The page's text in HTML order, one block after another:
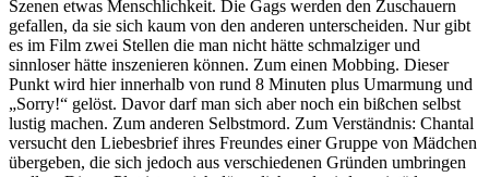
Szenen etwas Menschlichkeit. Die Gags werden den Zuschauern
gefallen, da sie sich kaum von den anderen unterscheiden. Nur gibt
es im Film zwei Stellen die man nicht hätte schmalziger und
sinnloser hätte inszenieren können. Zum einen Mobbing. Dieser
Punkt wird hier innerhalb von rund 8 Minuten plus Umarmung und
„Sorry!“ gelöst. Davor darf man sich aber noch ein bißchen selbst
lustig machen. Zum anderen Selbstmord. Zum Verständnis: Chantal
versucht den Liebesbrief ihres Freundes einer Gruppe von Mädchen
übergeben, die sich jedoch aus verschiedenen Gründen umbringen